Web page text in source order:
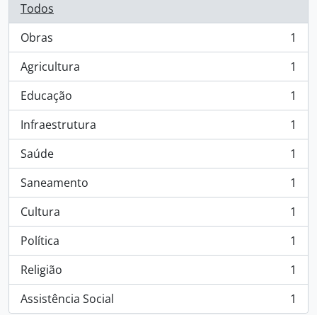
Todos
Obras
, 1 resultados
1
Agricultura
, 1 resultados
1
Educação
, 1 resultados
1
Infraestrutura
, 1 resultados
1
Saúde
, 1 resultados
1
Saneamento
, 1 resultados
1
Cultura
, 1 resultados
1
Política
, 1 resultados
1
Religião
, 1 resultados
1
Assistência Social
, 1 resultados 1